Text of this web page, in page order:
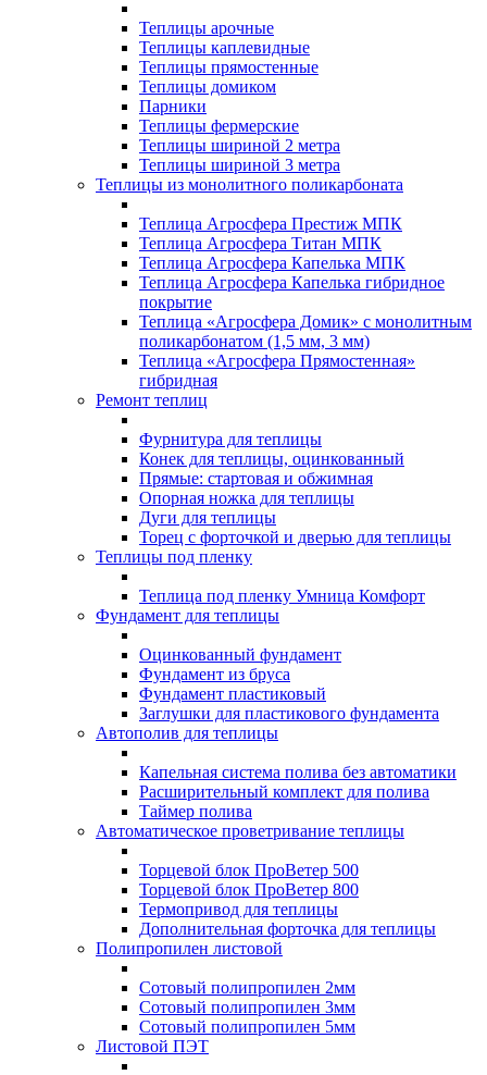
Теплицы арочные
Теплицы каплевидные
Теплицы прямостенные
Теплицы домиком
Парники
Теплицы фермерские
Теплицы шириной 2 метра
Теплицы шириной 3 метра
Теплицы из монолитного поликарбоната
Теплица Агросфера Престиж МПК
Теплица Агросфера Титан МПК
Теплица Агросфера Капелька МПК
Теплица Агросфера Капелька гибридное
покрытие
Теплица «Агросфера Домик» с монолитным
поликарбонатом (1,5 мм, 3 мм)
Теплица «Агросфера Прямостенная»
гибридная
Ремонт теплиц
Фурнитура для теплицы
Конек для теплицы, оцинкованный
Прямые: стартовая и обжимная
Опорная ножка для теплицы
Дуги для теплицы
Торец с форточкой и дверью для теплицы
Теплицы под пленку
Теплица под пленку Умница Комфорт
Фундамент для теплицы
Оцинкованный фундамент
Фундамент из бруса
Фундамент пластиковый
Заглушки для пластикового фундамента
Автополив для теплицы
Капельная система полива без автоматики
Расширительный комплект для полива
Таймер полива
Автоматическое проветривание теплицы
Торцевой блок ПроВетер 500
Торцевой блок ПроВетер 800
Термопривод для теплицы
Дополнительная форточка для теплицы
Полипропилен листовой
Сотовый полипропилен 2мм
Сотовый полипропилен 3мм
Сотовый полипропилен 5мм
Листовой ПЭТ